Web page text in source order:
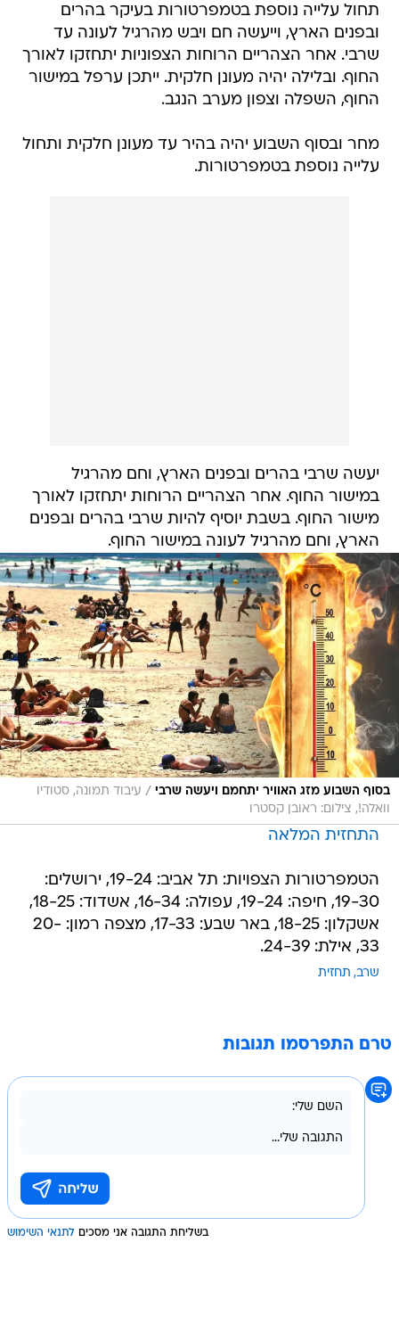
תחול עלייה נוספת בטמפרטורות בעיקר בהרים
ובפנים הארץ, וייעשה חם ויבש מהרגיל לעונה עד
שרבי. אחר הצהריים הרוחות הצפוניות יתחזקו לאורך
החוף. ובלילה יהיה מעונן חלקית. ייתכן ערפל במישור
החוף, השפלה וצפון מערב הנגב.
מחר ובסוף השבוע יהיה בהיר עד מעונן חלקית ותחול
עלייה נוספת בטמפרטורות.
יעשה שרבי בהרים ובפנים הארץ, וחם מהרגיל
במישור החוף. אחר הצהריים הרוחות יתחזקו לאורך
מישור החוף. בשבת יוסיף להיות שרבי בהרים ובפנים
הארץ, וחם מהרגיל לעונה במישור החוף.
בסוף השבוע מזג האוויר יתחמם ויעשה שרבי / עיבוד תמונה, סטודיו
וואלה!, צילום: ראובן קסטרו
התחזית המלאה
הטמפרטורות הצפויות: תל אביב: 19-24, ירושלים:
19-30, חיפה: 19-24, עפולה: 16-34, אשדוד: 18-25,
אשקלון: 18-25, באר שבע: 17-33, מצפה רמון: 20-
33, אילת: 24-39.
שרב תחזית
טרם התפרסמו תגובות
בשליחת התגובה אני מסכים לתנאי השימוש